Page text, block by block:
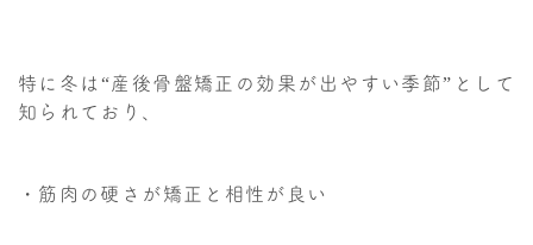
特に冬は“産後骨盤矯正の効果が出やすい季節”として
知られており、
・筋肉の硬さが矯正と相性が良い